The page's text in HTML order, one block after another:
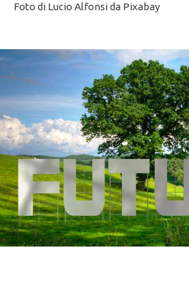
Foto di Lucio Alfonsi da Pixabay